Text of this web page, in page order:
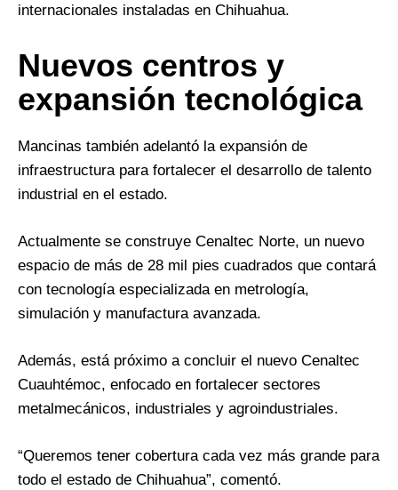
internacionales instaladas en Chihuahua.
Nuevos centros y
expansión tecnológica
Mancinas también adelantó la expansión de
infraestructura para fortalecer el desarrollo de talento
industrial en el estado.
Actualmente se construye Cenaltec Norte, un nuevo
espacio de más de 28 mil pies cuadrados que contará
con tecnología especializada en metrología,
simulación y manufactura avanzada.
Además, está próximo a concluir el nuevo Cenaltec
Cuauhtémoc, enfocado en fortalecer sectores
metalmecánicos, industriales y agroindustriales.
“Queremos tener cobertura cada vez más grande para
todo el estado de Chihuahua”, comentó.